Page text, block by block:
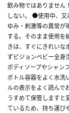
飲み物ではありません
しない。 ●使用中、又
ゆみ・刺激等の異常が
する。そのまま使用
きは、すぐにきれい
ずピジョンベビー全身
ボディソープやシャン
ボトル容器をよく水
ルの表示をよく読んで
うすめて保管します
ているため、持ち運